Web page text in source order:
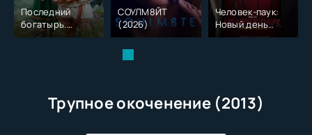
Последний
богатырь.
Колобок (2026)
СОУЛМ8ЙТ
(2026)
Человек-паук:
Новый день
(2026)
Трупное окоченение (2013)